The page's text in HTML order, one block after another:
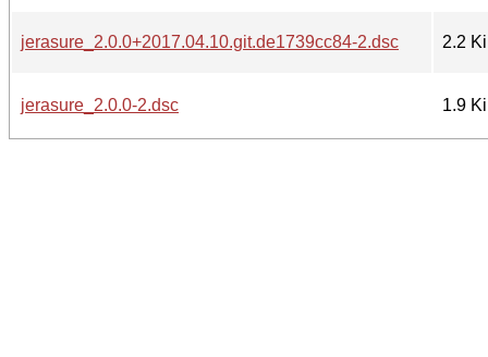
jerasure_2.0.0+2017.04.10.git.de1739cc84-2.dsc 2.2
jerasure_2.0.0-2.dsc 1.9